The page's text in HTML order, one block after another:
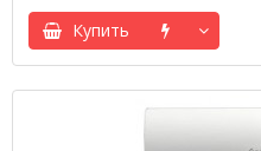
Купить